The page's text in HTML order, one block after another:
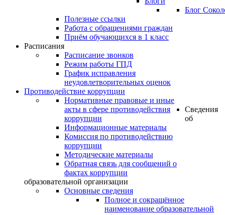
Блог
Полезные ссылки
Работа с обращениями граждан
Приём обучающихся в 1 класс
Расписания
Расписание звонков
Режим работы ГПД
График исправления
неудовлетворительных оценок
Противодействие коррупции
Нормативные правовые и иные
акты в сфере противодействия
коррупции
Информационные материалы
Комиссия по противодействию
коррупции
Методические материалы
Обратная связь для сообщений о
фактах коррупции
Сведения
об
образовательной организации
Основные сведения
Полное и сокращённое
наименование образовательной